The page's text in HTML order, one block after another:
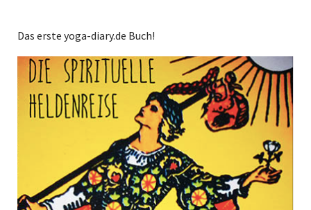
Das erste yoga-diary.de Buch!